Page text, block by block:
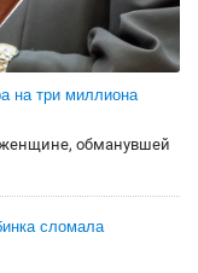
на три миллиона
обманувшей
сломала